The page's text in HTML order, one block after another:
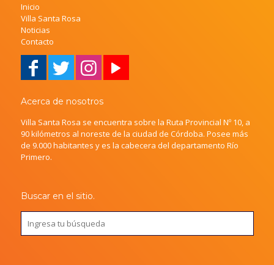
Inicio
Villa Santa Rosa
Noticias
Contacto
Acerca de nosotros
Villa Santa Rosa se encuentra sobre la Ruta Provincial Nº 10, a
90 kilómetros al noreste de la ciudad de Córdoba. Posee más
de 9.000 habitantes y es la cabecera del departamento Río
Primero.
Buscar en el sitio.